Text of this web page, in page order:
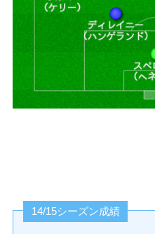
14/15シーズン成績